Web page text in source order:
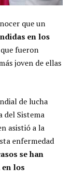
que un
en los
fueron
joven de ellas
de lucha
del Sistema
asistió a la
enfermedad
se han
los